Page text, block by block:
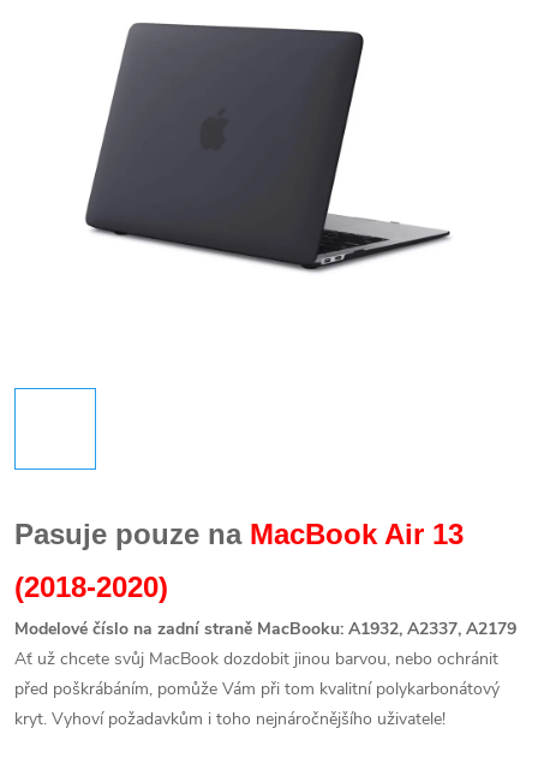
Pasuje pouze na MacBook Air 13
(2018-2020)
Modelové číslo na zadní straně MacBooku: A1932, A2337, A2179
Ať už chcete svůj MacBook dozdobit jinou barvou, nebo ochránit
před poškrábáním, pomůže Vám při tom kvalitní polykarbonátový
kryt. Vyhoví požadavkům i toho nejnáročnějšího uživatele!